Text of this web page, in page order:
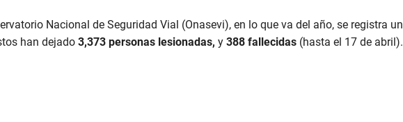
Nacional de Seguridad Vial (Onasevi), en lo que va del año, se registra un
han dejado 3,373 personas lesionadas, y 388 fallecidas (hasta el 17 de abril).